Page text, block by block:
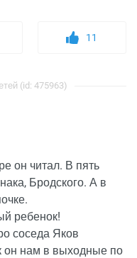
11
(id: 475963)
он читал. В пять
Бродского. А в
ребенок!
соседа Яков
он нам в выходные по